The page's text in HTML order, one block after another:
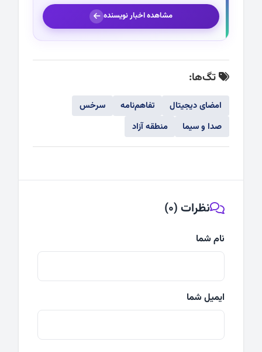
مشاهده اخبار نویسنده
تگ‌ها:
امضای دیجیتال تفاهم‌نامه
سرخس
صدا و سیما
منطقه آزاد
نظرات (0)
نام شما
ایمیل شما